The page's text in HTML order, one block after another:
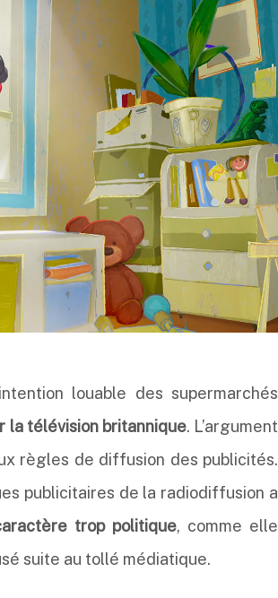
louable des supermarchés
la télévision britannique. L’argument
règles de diffusion des publicités.
publicitaires de la radiodiffusion a
trop politique, comme elle
suite au tollé médiatique.